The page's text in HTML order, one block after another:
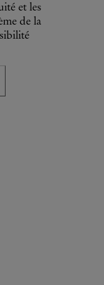
et les
de la